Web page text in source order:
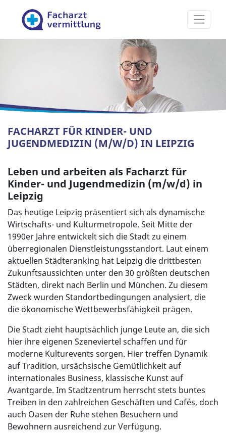
Facharztvermittlung
FACHARZT FÜR KINDER- UND
JUGENDMEDIZIN (M/W/D) IN LEIPZIG
Leben und arbeiten als Facharzt für
Kinder- und Jugendmedizin (m/w/d) in
Leipzig
Das heutige Leipzig präsentiert sich als dynamische
Wirtschafts- und Kulturmetropole. Seit Mitte der
1990er Jahre entwickelt sich die Stadt zu einem
überregionalen Dienstleistungsstandort. Laut einem
aktuellen Städteranking hat Leipzig die drittbesten
Zukunftsaussichten unter den 30 größten deutschen
Städten, direkt nach Berlin und München. Zu diesem
Zweck wurden Standortbedingungen analysiert, die
die ökonomische Wettbewerbsfähigkeit prägen.
Die Stadt zieht hauptsächlich junge Leute an, die sich
hier ihre eigenen Szeneviertel schaffen und für
moderne Kulturevents sorgen. Hier treffen Dynamik
auf Tradition, ursächsische Gemütlichkeit auf
internationales Business, klassische Kunst auf
Avantgarde. Im Stadtzentrum herrscht stets buntes
Treiben in den zahlreichen Geschäften und Cafés, doch
auch Oasen der Ruhe stehen Besuchern und
Bewohnern ausreichend zur Verfügung.